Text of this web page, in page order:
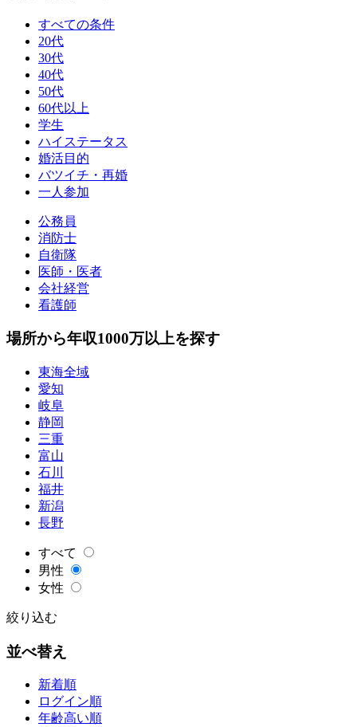
すべての条件
20代
30代
40代
50代
60代以上
学生
ハイステータス
婚活目的
バツイチ・再婚
一人参加
公務員
消防士
自衛隊
医師・医者
会社経営
看護師
場所から年収1000万以上を探す
東海全域
愛知
岐阜
静岡
三重
富山
石川
福井
新潟
長野
すべて
男性
女性
絞り込む
並べ替え
新着順
ログイン順
年齢高い順